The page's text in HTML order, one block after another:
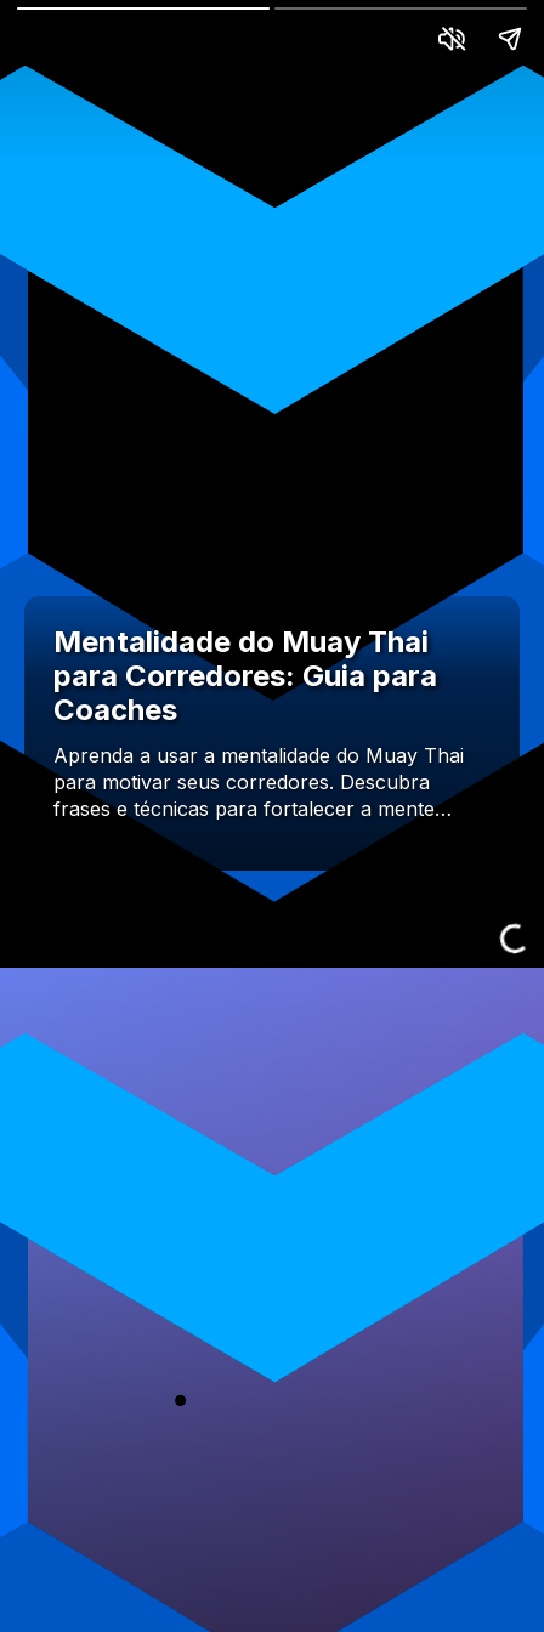
Mentalidade do Muay Thai
para Corredores: Guia para
Coaches
Aprenda a usar a mentalidade do Muay Thai
para motivar seus corredores. Descubra
frases e técnicas para fortalecer a mente…